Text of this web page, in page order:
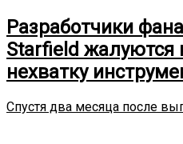
Разработчики
Starfield жалуются
нехватку
Спустя два месяца после